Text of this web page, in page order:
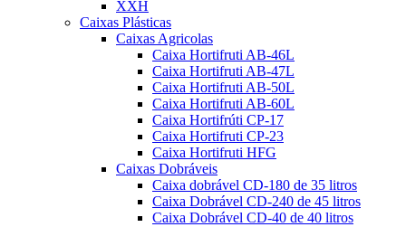
XXH
Caixas Plásticas
Caixas Agricolas
Caixa Hortifruti AB-46L
Caixa Hortifruti AB-47L
Caixa Hortifruti AB-50L
Caixa Hortifruti AB-60L
Caixa Hortifrúti CP-17
Caixa Hortifruti CP-23
Caixa Hortifruti HFG
Caixas Dobráveis
Caixa dobrável CD-180 de 35 litros
Caixa Dobrável CD-240 de 45 litros
Caixa Dobrável CD-40 de 40 litros